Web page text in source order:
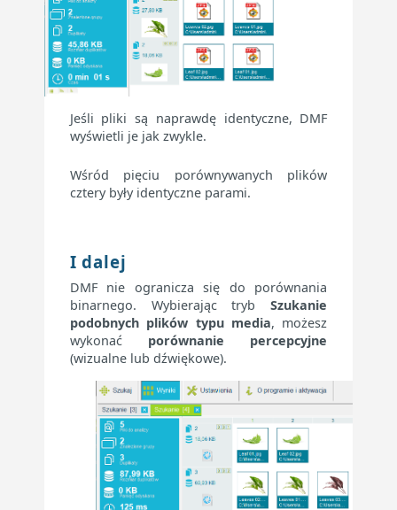
Jeśli pliki są naprawdę identyczne, DMF
wyświetli je jak zwykle.
Wśród pięciu porównywanych plików
cztery były identyczne parami.
I dalej
DMF nie ogranicza się do porównania
binarnego. Wybierając trybSzukanie
podobnych plików typu media, możesz
wykonać porównanie percepcyjne
(wizualne lub dźwiękowe).